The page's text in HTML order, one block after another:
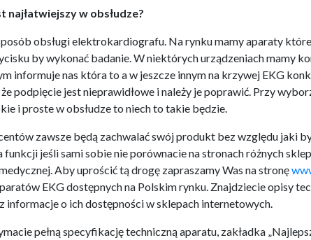
najłatwiejszy w obsłudze?
obsługi elektrokardiografu. Na rynku mamy aparaty
by wykonać badanie. W niektórych urządzeniach mamy
informuje nas która to a w jeszcze innym na krzywej EKG
podpięcie jest nieprawidłowe i należy je poprawić. Przy
i proste w obsłudze to niech to takie będzie.
zawsze będą zachwalać swój produkt bez względu jaki
jeśli sami sobie nie porównacie na stronach różnych
Aby uprościć tą drogę zapraszamy Was na stronę
EKG dostępnych na Polskim rynku. Znajdziecie opisy
informacje o ich dostępności w sklepach internetowych.
pełną specyfikację techniczną aparatu, zakładka